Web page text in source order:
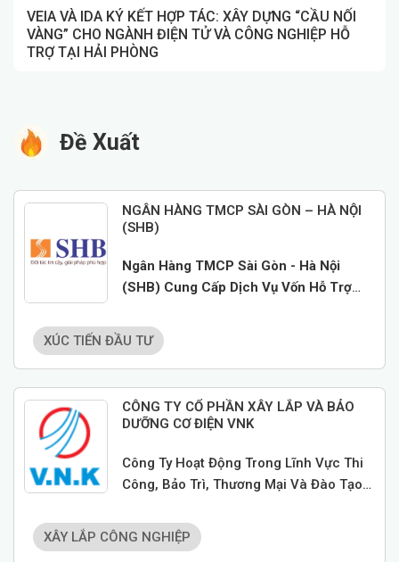
VEIA VÀ IDA KÝ KẾT HỢP TÁC: XÂY DỰNG “CẦU NỐI
VÀNG” CHO NGÀNH ĐIỆN TỬ VÀ CÔNG NGHIỆP HỖ
TRỢ TẠI HẢI PHÒNG
Đề Xuất
NGÂN HÀNG TMCP SÀI GÒN – HÀ NỘI
(SHB)
XÚC TIẾN ĐẦU TƯ
Ngân Hàng TMCP Sài Gòn - Hà Nội
(SHB) Cung Cấp Dịch Vụ Vốn Hỗ Trợ
CÔNG TY CỔ PHẦN XÂY LẮP VÀ BẢO
DƯỠNG CƠ ĐIỆN VNK
XÂY LẮP CÔNG NGHIỆP
Công Ty Hoạt Động Trong Lĩnh Vực Thi
Công, Bảo Trì, Thương Mại Và Đào Tạo
Thầu M&E Các Dự Án Nước Ngoài.